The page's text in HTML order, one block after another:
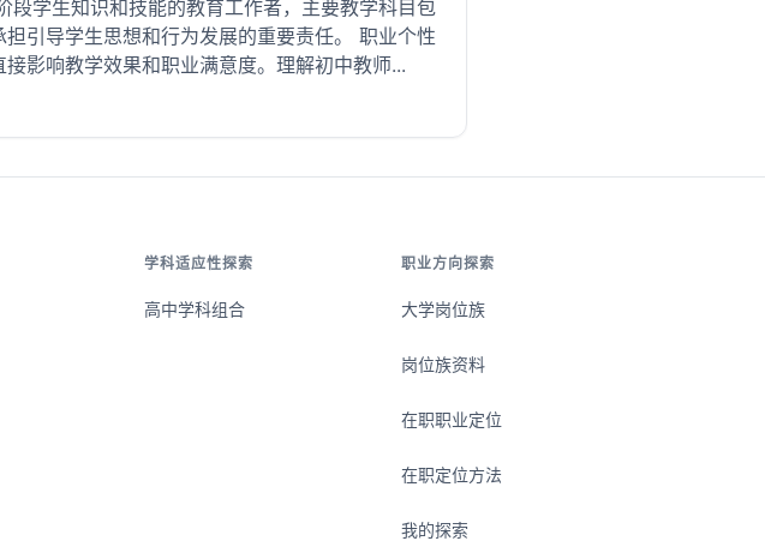
学生知识和技能的教育工作者，主要教学科目包
引导学生思想和行为发展的重要责任。 职业个性
影响教学效果和职业满意度。理解初中教师...
学科适应性探索
高中学科组合
职业方向探索
大学岗位族
岗位族资料
在职职业定位
在职定位方法
我的探索